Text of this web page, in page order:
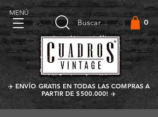
Buscar...
MENÚ
0
✈️ ENVÍO GRATIS EN TODAS LAS COMPRAS A
PARTIR DE $500.000! ✈️